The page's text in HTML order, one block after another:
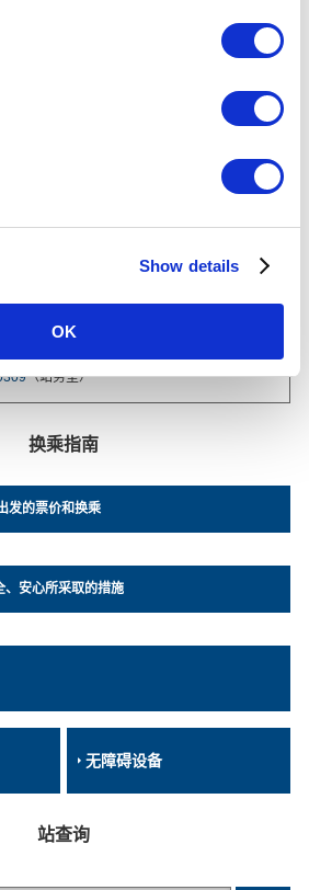
Show details
OK
的票价和换乘
的直接衔接站以及共用站的客流量不包含在名
本木1-4-1
（站务室）
换乘指南
发的票价和换乘
安心所采取的措施
无障碍设备
站查询